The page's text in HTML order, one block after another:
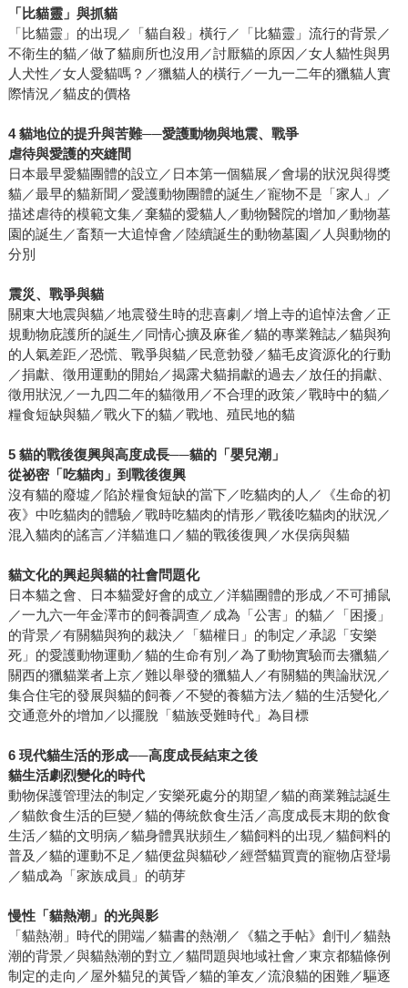
「比貓靈」與抓貓
「比貓靈」的出現／「貓自殺」橫行／「比貓靈」流行的背景／
不衛生的貓／做了貓廁所也沒用／討厭貓的原因／女人貓性與男
人犬性／女人愛貓嗎？／獵貓人的橫行／一九一二年的獵貓人實
際情況／貓皮的價格
4 貓地位的提升與苦難──愛護動物與地震、戰爭
虐待與愛護的夾縫間
日本最早愛貓團體的設立／日本第一個貓展／會場的狀況與得獎
貓／最早的貓新聞／愛護動物團體的誕生／寵物不是「家人」／
描述虐待的模範文集／棄貓的愛貓人／動物醫院的增加／動物墓
園的誕生／畜類一大追悼會／陸續誕生的動物墓園／人與動物的
分別
震災、戰爭與貓
關東大地震與貓／地震發生時的悲喜劇／增上寺的追悼法會／正
規動物庇護所的誕生／同情心擴及麻雀／貓的專業雜誌／貓與狗
的人氣差距／恐慌、戰爭與貓／民意勃發／貓毛皮資源化的行動
／捐獻、徵用運動的開始／揭露犬貓捐獻的過去／放任的捐獻、
徵用狀況／一九四二年的貓徵用／不合理的政策／戰時中的貓／
糧食短缺與貓／戰火下的貓／戰地、殖民地的貓
5 貓的戰後復興與高度成長──貓的「嬰兒潮」
從祕密「吃貓肉」到戰後復興
沒有貓的廢墟／陷於糧食短缺的當下／吃貓肉的人／《生命的初
夜》中吃貓肉的體驗／戰時吃貓肉的情形／戰後吃貓肉的狀況／
混入貓肉的謠言／洋貓進口／貓的戰後復興／水俣病與貓
貓文化的興起與貓的社會問題化
日本貓之會、日本貓愛好會的成立／洋貓團體的形成／不可捕鼠
／一九六一年金澤市的飼養調查／成為「公害」的貓／「困擾」
的背景／有關貓與狗的裁決／「貓權日」的制定／承認「安樂
死」的愛護動物運動／貓的生命有別／為了動物實驗而去獵貓／
關西的獵貓業者上京／難以舉發的獵貓人／有關貓的輿論狀況／
集合住宅的發展與貓的飼養／不變的養貓方法／貓的生活變化／
交通意外的增加／以擺脫「貓族受難時代」為目標
6 現代貓生活的形成──高度成長結束之後
貓生活劇烈變化的時代
動物保護管理法的制定／安樂死處分的期望／貓的商業雜誌誕生
／貓飲食生活的巨變／貓的傳統飲食生活／高度成長末期的飲食
生活／貓的文明病／貓身體異狀頻生／貓飼料的出現／貓飼料的
普及／貓的運動不足／貓便盆與貓砂／經營貓買賣的寵物店登場
／貓成為「家族成員」的萌芽
慢性「貓熱潮」的光與影
「貓熱潮」時代的開端／貓書的熱潮／《貓之手帖》創刊／貓熱
潮的背景／與貓熱潮的對立／貓問題與地域社會／東京都貓條例
制定的走向／屋外貓兒的黃昏／貓的筆友／流浪貓的困難／驅逐